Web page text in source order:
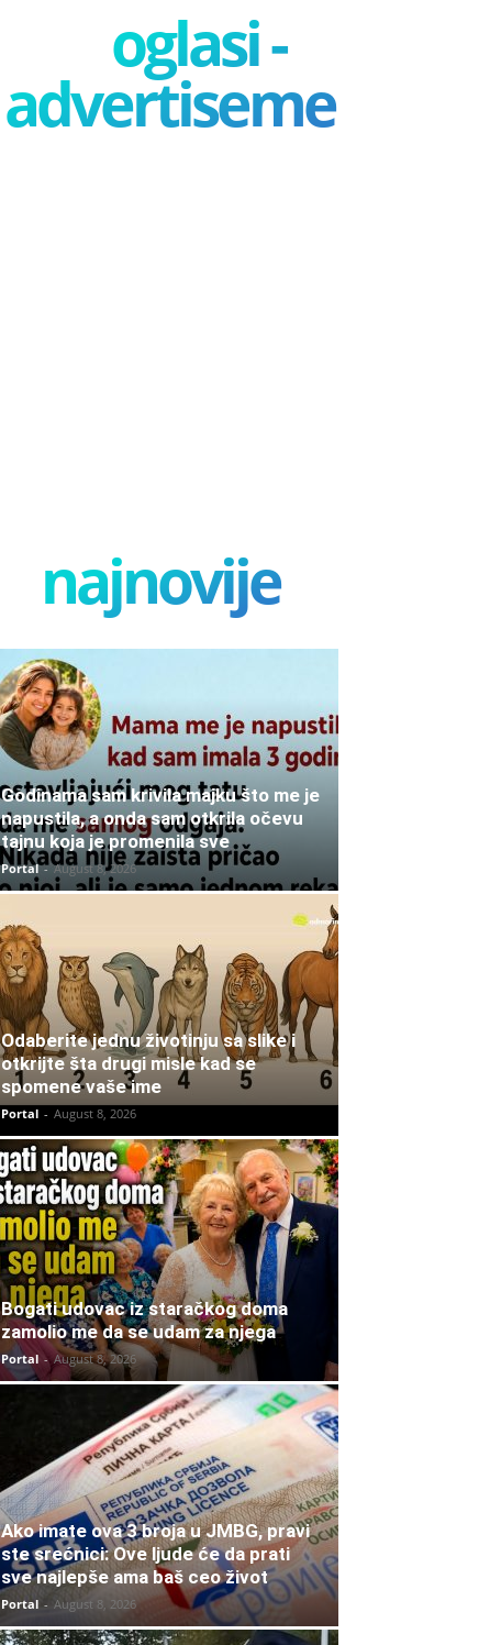
oglasi -
advertisement
najnovije
Godinama sam krivila majku što me je
napustila, a onda sam otkrila očevu
tajnu koja je promenila sve
Portal - August 8, 2026
Odaberite jednu životinju sa slike i
otkrijte šta drugi misle kad se
spomene vaše ime
Portal - August 8, 2026
Bogati udovac iz staračkog doma
zamolio me da se udam za njega
Portal - August 8, 2026
Ako imate ova 3 broja u JMBG, pravi
ste srećnici: Ove ljude će da prati
sve najlepše ama baš ceo život
Portal - August 8, 2026